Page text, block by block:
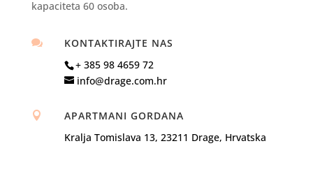
kapaciteta 60 osoba.

KONTAKTIRAJTE NAS
+ 385 98 4659 72
info@drage.com.hr

APARTMANI GORDANA
Kralja Tomislava 13, 23211 Drage, Hrvatska